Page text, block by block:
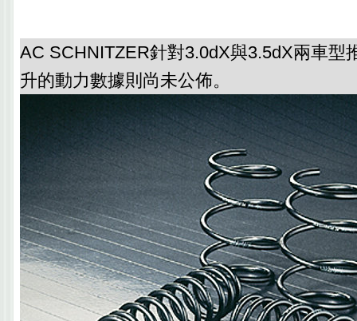
AC SCHNITZER針對3.0dX與3.5dX兩車型
升的動力數據則尚未公佈。